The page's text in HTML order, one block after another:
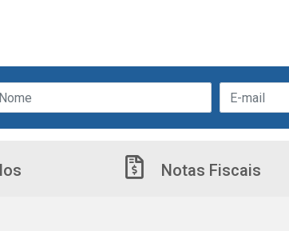
Notas Fiscais